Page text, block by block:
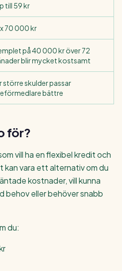
till 59 kr
70 000 kr
på 40 000 kr över 72
blir mycket kostsamt
större skulder passar
bättre
för?
vill ha en flexibel kredit och
kan vara ett alternativ om du
kostnader, vill kunna
behov eller behöver snabb
du: